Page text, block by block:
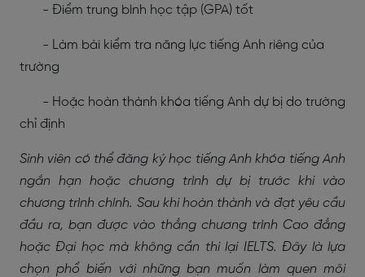
- Điểm trung bình học tập (GPA) tốt
- Làm bài kiểm tra năng lực tiếng Anh riêng của
trường
- Hoặc hoàn thành khóa tiếng Anh dự bị do trường
chỉ định
Sinh viên có thể đăng ký học tiếng Anh khóa tiếng Anh
ngắn hạn hoặc chương trình dự bị trước khi vào
chương trình chính. Sau khi hoàn thành và đạt yêu cầu
đầu ra, bạn được vào thẳng chương trình Cao đẳng
hoặc Đại học mà không cần thi lại IELTS. Đây là lựa
chọn phổ biến với những bạn muốn làm quen môi